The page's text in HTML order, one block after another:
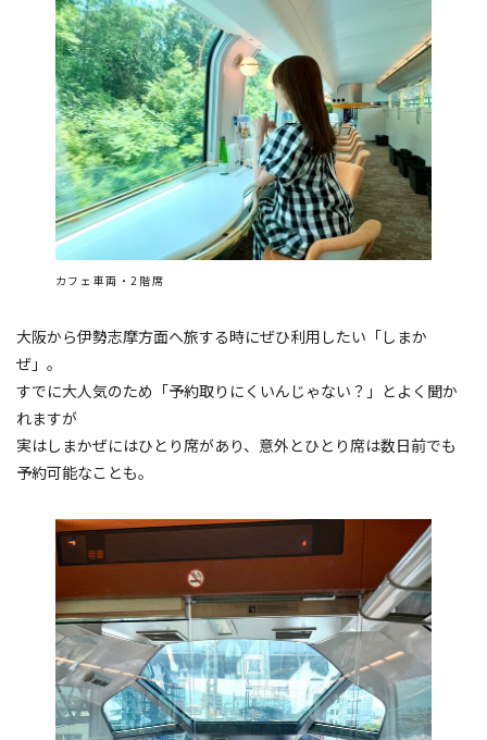
カフェ車両・2階席
大阪から伊勢志摩方面へ旅する時にぜひ利用したい「しまか
ぜ」。
すでに大人気のため「予約取りにくいんじゃない？」とよく聞か
れますが
実はしまかぜにはひとり席があり、意外とひとり席は数日前でも
予約可能なことも。